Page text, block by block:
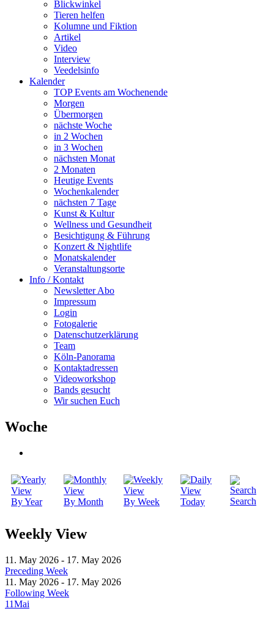
Blickwinkel
Tieren helfen
Kolumne und Fiktion
Artikel
Video
Interview
Veedelsinfo
Kalender
TOP Events am Wochenende
Morgen
Übermorgen
nächste Woche
in 2 Wochen
in 3 Wochen
nächsten Monat
2 Monaten
Heutige Events
Wochenkalender
nächsten 7 Tage
Kunst & Kultur
Wellness und Gesundheit
Besichtigung & Führung
Konzert & Nightlife
Monatskalender
Veranstaltungsorte
Info / Kontakt
Newsletter Abo
Impressum
Login
Fotogalerie
Datenschutzerklärung
Team
Köln-Panorama
Kontaktadressen
Videoworkshop
Bands gesucht
Wir suchen Euch
Woche
By Year By Month By Week Today Search
Weekly View
11. May 2026 - 17. May 2026
Preceding Week
11. May 2026 - 17. May 2026
Following Week
11Mai